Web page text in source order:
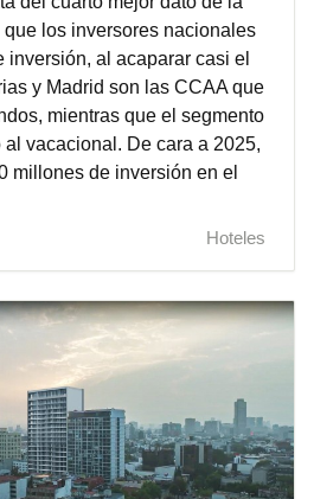
los inversores nacionales
inversión, al acaparar casi el
y Madrid son las CCAA que
mientras que el segmento
vacacional. De cara a 2025,
millones de inversión en el
Hoteles